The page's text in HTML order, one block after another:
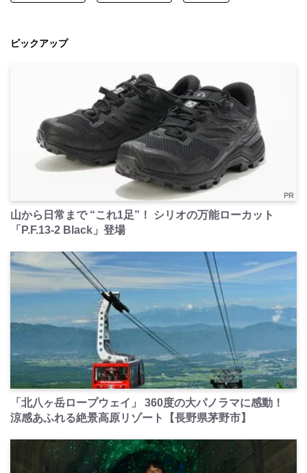
ピックアップ
PR
山から日常まで “これ1足”！ シリオの万能ローカット
「P.F.13-2 Black」登場
PR
「北八ヶ岳ロープウェイ」 360度の大パノラマに感動！
涼感あふれる絶景高原リゾート【長野県茅野市】